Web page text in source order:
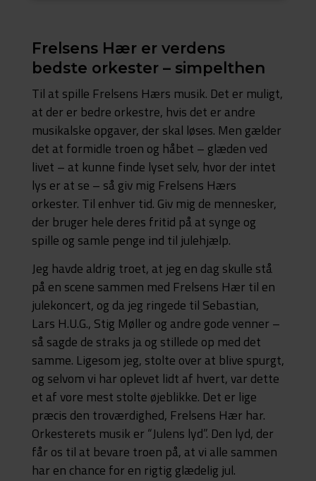
Frelsens Hær er verdens
bedste orkester – simpelthen
Til at spille Frelsens Hærs musik. Det er muligt,
at der er bedre orkestre, hvis det er andre
musikalske opgaver, der skal løses. Men gælder
det at formidle troen og håbet – glæden ved
livet – at kunne finde lyset selv, hvor der intet
lys er at se – så giv mig Frelsens Hærs
orkester. Til enhver tid. Giv mig de mennesker,
der bruger hele deres fritid på at synge og
spille og samle penge ind til julehjælp.
Jeg havde aldrig troet, at jeg en dag skulle stå
på en scene sammen med Frelsens Hær til en
julekoncert, og da jeg ringede til Sebastian,
Lars H.U.G., Stig Møller og andre gode venner –
så sagde de straks ja og stillede op med det
samme. Ligesom jeg, stolte over at blive spurgt,
og selvom vi har oplevet lidt af hvert, var dette
et af vore mest stolte øjeblikke. Det er lige
præcis den troværdighed, Frelsens Hær har.
Orkesterets musik er “Julens lyd”. Den lyd, der
får os til at bevare troen på, at vi alle sammen
har en chance for en rigtig glædelig jul.